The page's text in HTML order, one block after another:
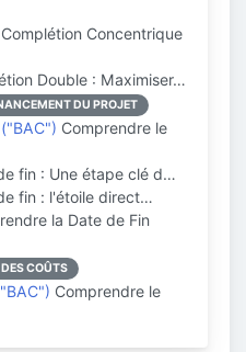
Complétion Concentrique
Double : Maximiser…
DU PROJET
Comprendre le
fin : Une étape clé d…
fin : l'étoile direct…
la Date de Fin
COÛTS
Comprendre le